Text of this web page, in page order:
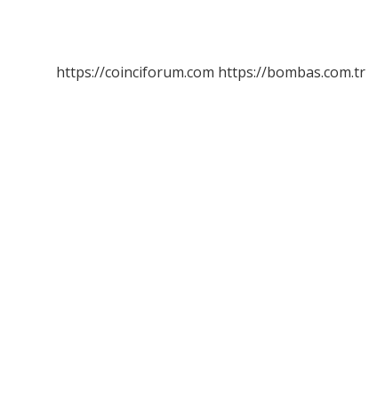
https://coinciforum.com https://bombas.com.tr